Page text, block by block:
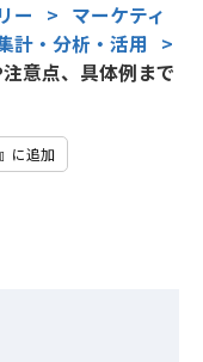
ー > マーケティ
計・分析・活用
>
意点、具体例まで
に追加